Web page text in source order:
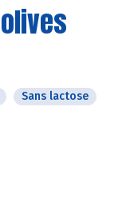
Sans lactose